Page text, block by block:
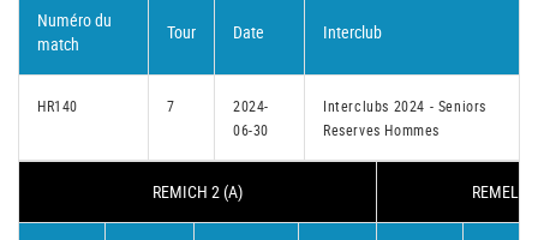
Numéro du
match
Tour Date Interclub
HR140 7
2024-
06-30
Interclubs 2024 - Seniors
Reserves Hommes
REMICH 2 (A)